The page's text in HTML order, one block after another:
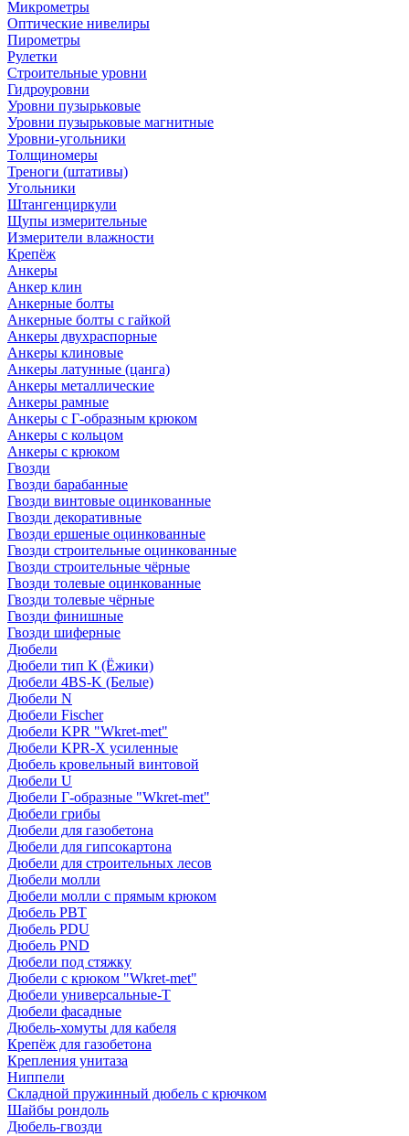
Микрометры
Оптические нивелиры
Пирометры
Рулетки
Строительные уровни
Гидроуровни
Уровни пузырьковые
Уровни пузырьковые магнитные
Уровни-угольники
Толщиномеры
Треноги (штативы)
Угольники
Штангенциркули
Щупы измерительные
Измерители влажности
Крепёж
Анкеры
Анкер клин
Анкерные болты
Анкерные болты с гайкой
Анкеры двухраспорные
Анкеры клиновые
Анкеры латунные (цанга)
Анкеры металлические
Анкеры рамные
Анкеры с Г-образным крюком
Анкеры с кольцом
Анкеры с крюком
Гвозди
Гвозди барабанные
Гвозди винтовые оцинкованные
Гвозди декоративные
Гвозди ершеные оцинкованные
Гвозди строительные оцинкованные
Гвозди строительные чёрные
Гвозди толевые оцинкованные
Гвозди толевые чёрные
Гвозди финишные
Гвозди шиферные
Дюбели
Дюбели тип К (Ёжики)
Дюбели 4BS-K (Белые)
Дюбели N
Дюбели Fischer
Дюбели KPR "Wkret-met"
Дюбели KPR-Х усиленные
Дюбель кровельный винтовой
Дюбели U
Дюбели Г-образные "Wkret-met"
Дюбели грибы
Дюбели для газобетона
Дюбели для гипсокартона
Дюбели для строительных лесов
Дюбели молли
Дюбели молли с прямым крюком
Дюбель PBT
Дюбель PDU
Дюбель PND
Дюбели под стяжку
Дюбели с крюком "Wkret-met"
Дюбели универсальные-Т
Дюбели фасадные
Дюбель-хомуты для кабеля
Крепёж для газобетона
Крепления унитаза
Ниппели
Складной пружинный дюбель с крючком
Шайбы рондоль
Дюбель-гвозди